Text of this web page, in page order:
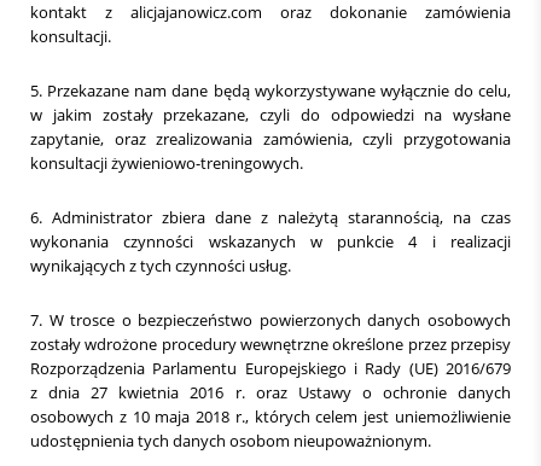
kontakt z alicjajanowicz.com oraz dokonanie zamówienia
konsultacji.
5. Przekazane nam dane będą wykorzystywane wyłącznie do celu,
w jakim zostały przekazane, czyli do odpowiedzi na wysłane
zapytanie, oraz zrealizowania zamówienia, czyli przygotowania
konsultacji żywieniowo-treningowych.
6. Administrator zbiera dane z należytą starannością, na czas
wykonania czynności wskazanych w punkcie 4 i realizacji
wynikających z tych czynności usług.
7. W trosce o bezpieczeństwo powierzonych danych osobowych
zostały wdrożone procedury wewnętrzne określone przez przepisy
Rozporządzenia Parlamentu Europejskiego i Rady (UE) 2016/679
z dnia 27 kwietnia 2016 r. oraz Ustawy o ochronie danych
osobowych z 10 maja 2018 r., których celem jest uniemożliwienie
udostępnienia tych danych osobom nieupoważnionym.